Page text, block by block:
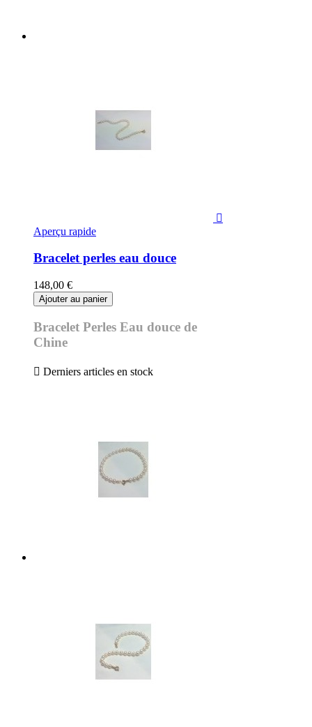

Aperçu rapide
Bracelet perles eau douce
148,00 €
Ajouter au panier
Bracelet Perles Eau douce de
Chine
 Derniers articles en stock